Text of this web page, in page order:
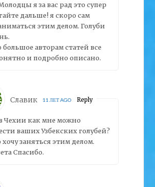
я за вас рад это супер
дальше! я скоро сам
этим делом. Голуби
большое авторам статей все
и подробно описано.
Славик 11 ЛЕТ AGO Reply
Чехии как мне можно
ваших Узбекских голубей?
хочу заняться этим делом.
Спасибо.